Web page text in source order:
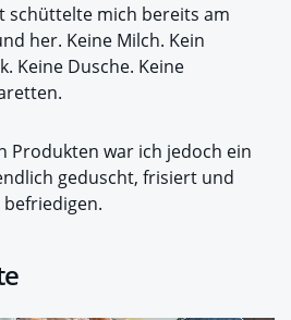
schüttelte mich bereits am
her. Keine Milch. Kein
Keine Dusche. Keine
Produkten war ich jedoch ein
geduscht, frisiert und